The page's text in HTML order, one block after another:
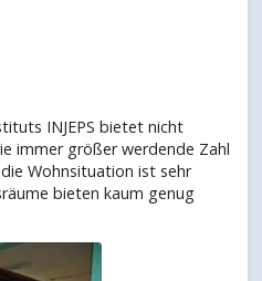
INJEPS bietet nicht
immer größer werdende Zahl
Wohnsituation ist sehr
bieten kaum genug